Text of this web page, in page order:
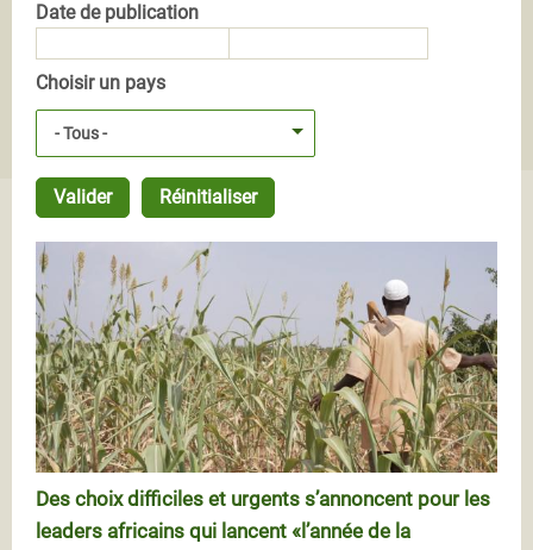
Date de publication
Choisir un pays
- Tous -
Des choix difficiles et urgents s’annoncent pour les
leaders africains qui lancent «l’année de la